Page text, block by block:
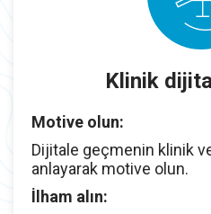
Klinik
Motive olun:
Dijitale geçmenin klinik
anlayarak motive olun.
İlham alın: